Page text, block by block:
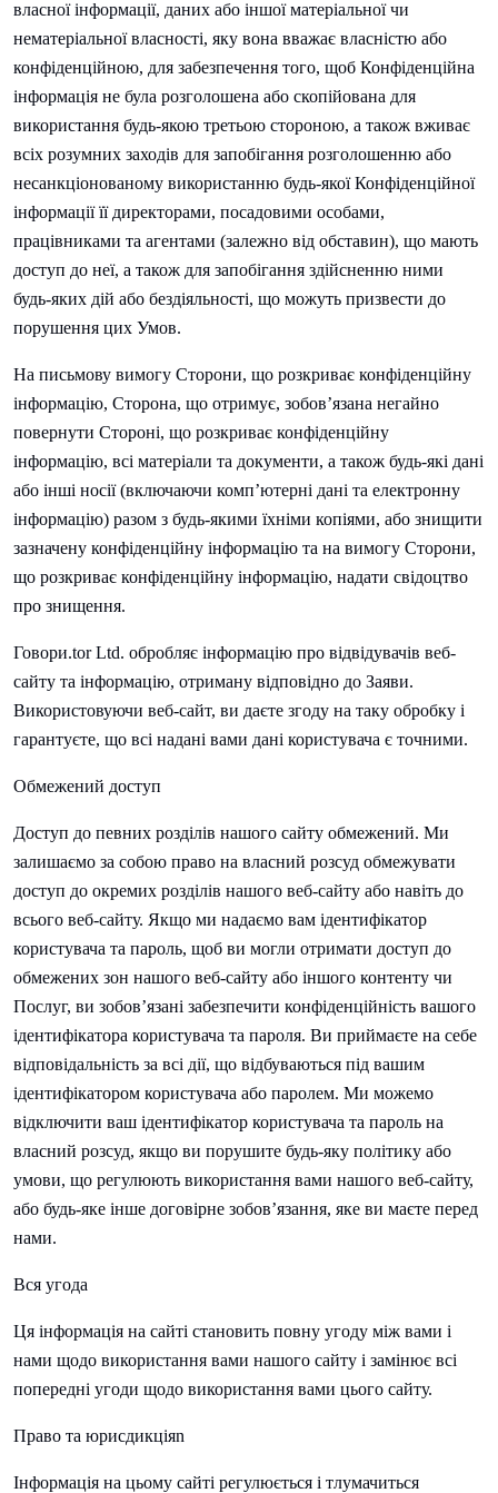
власної інформації, даних або іншої матеріальної чи
нематеріальної власності, яку вона вважає власністю або
конфіденційною, для забезпечення того, щоб Конфіденційна
інформація не була розголошена або скопійована для
використання будь-якою третьою стороною, а також вживає
всіх розумних заходів для запобігання розголошенню або
несанкціонованому використанню будь-якої Конфіденційної
інформації її директорами, посадовими особами,
працівниками та агентами (залежно від обставин), що мають
доступ до неї, а також для запобігання здійсненню ними
будь-яких дій або бездіяльності, що можуть призвести до
порушення цих Умов.
На письмову вимогу Сторони, що розкриває конфіденційну
інформацію, Сторона, що отримує, зобов’язана негайно
повернути Стороні, що розкриває конфіденційну
інформацію, всі матеріали та документи, а також будь-які дані
або інші носії (включаючи комп’ютерні дані та електронну
інформацію) разом з будь-якими їхніми копіями, або знищити
зазначену конфіденційну інформацію та на вимогу Сторони,
що розкриває конфіденційну інформацію, надати свідоцтво
про знищення.
Говори.tor Ltd. обробляє інформацію про відвідувачів веб-
сайту та інформацію, отриману відповідно до Заяви.
Використовуючи веб-сайт, ви даєте згоду на таку обробку і
гарантуєте, що всі надані вами дані користувача є точними.
Обмежений доступ
Доступ до певних розділів нашого сайту обмежений. Ми
залишаємо за собою право на власний розсуд обмежувати
доступ до окремих розділів нашого веб-сайту або навіть до
всього веб-сайту. Якщо ми надаємо вам ідентифікатор
користувача та пароль, щоб ви могли отримати доступ до
обмежених зон нашого веб-сайту або іншого контенту чи
Послуг, ви зобов’язані забезпечити конфіденційність вашого
ідентифікатора користувача та пароля. Ви приймаєте на себе
відповідальність за всі дії, що відбуваються під вашим
ідентифікатором користувача або паролем. Ми можемо
відключити ваш ідентифікатор користувача та пароль на
власний розсуд, якщо ви порушите будь-яку політику або
умови, що регулюють використання вами нашого веб-сайту,
або будь-яке інше договірне зобов’язання, яке ви маєте перед
нами.
Вся угода
Ця інформація на сайті становить повну угоду між вами і
нами щодо використання вами нашого сайту і замінює всі
попередні угоди щодо використання вами цього сайту.
Право та юрисдикціяn
Інформація на цьому сайті регулюється і тлумачиться